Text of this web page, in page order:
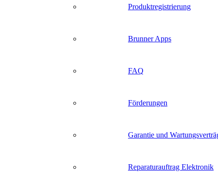
Produktregistrierung
Brunner Apps
FAQ
Förderungen
Garantie und
Reparaturauftrag Elektronik